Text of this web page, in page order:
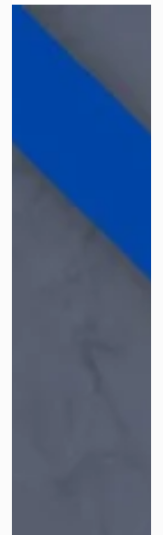
Francisco. Más allá de las sesiones teóricas,
la visita de campo permitió conocer de
primera mano organizaciones que han
demostrado, durante décadas, que es
posible construir alternativas económicas
centradas en las personas, la cooperación y
el cuidado de la casa común. La jornada